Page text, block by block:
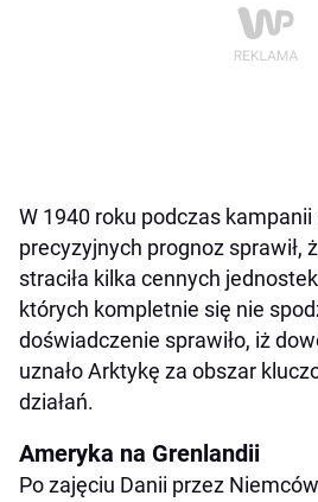
W 1940 roku podczas
precyzyjnych prognoz sprawił,
straciła kilka cennych
których kompletnie się nie
doświadczenie sprawiło, iż
uznało Arktykę za obszar
działań.
Ameryka na Grenlandii
Po zajęciu Danii przez